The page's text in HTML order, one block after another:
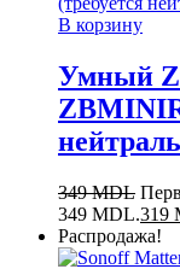
В корзину
Умный
349MDL
349 MDL.319
Распродажа!